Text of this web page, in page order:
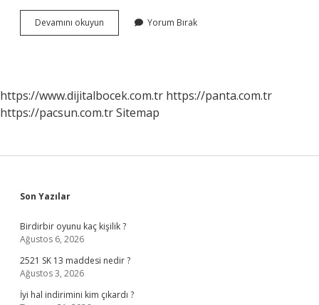
Devamını okuyun
Çiçeğinin
Yorum Bırak
https://www.dijitalbocek.com.tr https://panta.com.tr
https://pacsun.com.trSitemap
Sidebar
Son Yazılar
Birdirbir oyunu kaç kişilik ?
Ağustos 6, 2026
2521 SK 13 maddesi nedir ?
Ağustos 3, 2026
İyi hal indirimini kim çıkardı ?